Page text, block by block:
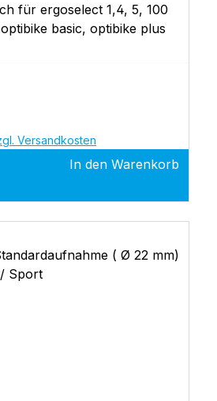
für ergoselect 1,4, 5, 100
basic, optibike plus
Versandkosten
In den Warenkorb